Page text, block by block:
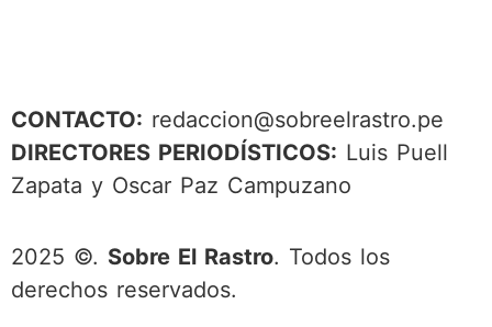
CONTACTO: redaccion@sobreelrastro.pe
DIRECTORES PERIODÍSTICOS: Luis Puell
Zapata y Oscar Paz Campuzano
2025 ©. Sobre El Rastro. Todos los
derechos reservados.